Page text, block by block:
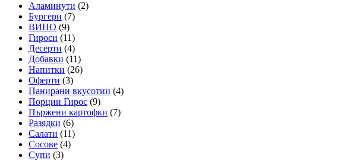
Аламинути (2)
Бургери (7)
ВИНО (9)
Гироси (11)
Десерти (4)
Добавки (11)
Напитки (26)
Оферти (3)
Панирани вкусотии (4)
Порции Гирос (9)
Пържени картофки (7)
Разядки (6)
Салати (11)
Сосове (4)
Супи (3)